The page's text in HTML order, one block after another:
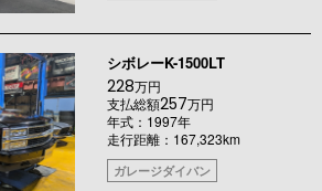
シボレーK-1500LT
228万円
支払総額257万円
年式：1997年
走行距離：167,323km
ガレージダイバン